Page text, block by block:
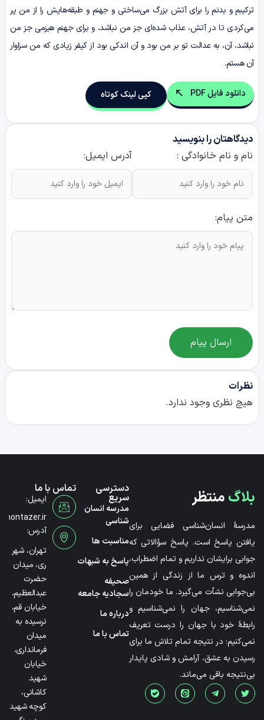
ترکیبم و بدنم را برای آتش بزرگ می‌ساختی و جهنم و طبقه‌هایش را از من پر
می‌کردی تا در آتش، عذاب شده‌ای جز من نباشد، و برای جهنم هیزمی جز من
نباشد، آن، به عدالت تو بر من بود و آن اندکی بود از کیفر زیادی که من سزاوار
آن هستم.
دانلود فایل PDF کپی لینک کوتاه
دیدگاهتان را بنویسید
نام و نام خانوادگی :
آدرس ایمیل:
متن پیام:
ارسال پیام
نظرات
هیچ نظری وجود ندارد.
بلاگمنتظر
مدرسۀ انسان‌شناسی فضایی برای
یافتن پاسخ است. پاسخ سؤالاتی که
جوابی برایشان نداریم و تمام اضطراب،
اندوه و ترس ما از زندگی از همین
بی‌جوابی نشأت می‌گیرد. ما خودمان را
نمی‌شناسیم، جهان را نمی‌شناسیم و
رابطۀ خود با جهان را درست تعریف
نمی‌کنیم؛ در نتیجه تمام تلاش ما برای
رسیدن به عشق، آرامش و شادی پایدار
بی‌نتیجه باقی می‌ماند.
دسترسی
سریع
مدرسه انسان
شناسی
مناسبت ها
پاسخ به شبهات
صحیفه
سجادیه جامعه
درباره ما
تماس با ما
تماس با ما
ایمیل:
آدرس:
تهران، شهر
ری، میدان
حضرت
عبدالعظیم،
خیابان قم،
نرسیده به
میدان
فرمانداری،
خیابان
شهید
کاشانی،
کوچه شهید